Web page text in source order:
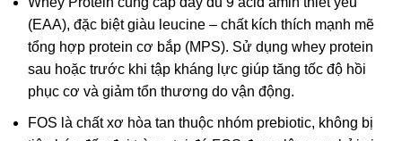
(EAA), đặc biệt giàu leucine – chất kích thích mạnh mẽ
tổng hợp protein cơ bắp (MPS). Sử dụng whey protein
sau hoặc trước khi tập kháng lực giúp tăng tốc độ hồi
phục cơ và giảm tổn thương do vận động.
FOS là chất xơ hòa tan thuộc nhóm prebiotic, không bị